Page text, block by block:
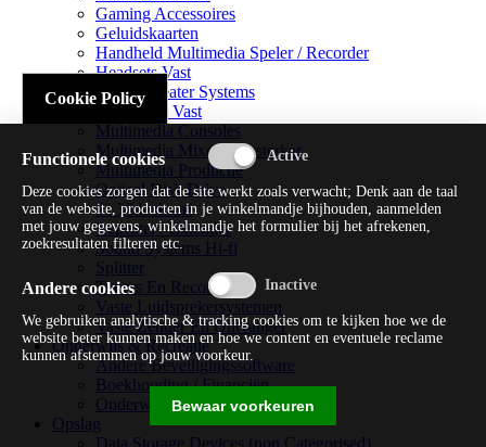
Gaming Accessoires
Geluidskaarten
Handheld Multimedia Speler / Recorder
Headsets Vast
Home Theater Systems
Microfoon Vast
Multimedia Consoles
Multimedia Mixer / Versterker
Multimedia Productie
Optical Disk Drive
Pc Videokaart
Repeater / Extender
Sound Systems Hi-fi
Splitter
Tuners En Recorders
Vaste Luidsprekersystemen
Vaste Zender En Ontvanger
Onderwijs & Recreatie
Andere Beveiligingssoftware
Boekhouding / Financiën
Onderwijs En Wetenschappelijk
Opslag
Cookie Policy
Functionele cookies
Deze cookies zorgen dat de site werkt zoals verwacht; Denk aan de taal
van de website, producten in je winkelmandje bijhouden, aanmelden
met jouw gegevens, winkelmandje het formulier bij het afrekenen,
zoekresultaten filteren etc.
Andere cookies
We gebruiken analytische & tracking cookies om te kijken hoe we de
website beter kunnen maken en hoe we content en eventuele reclame
kunnen afstemmen op jouw voorkeur.
Bewaar voorkeuren